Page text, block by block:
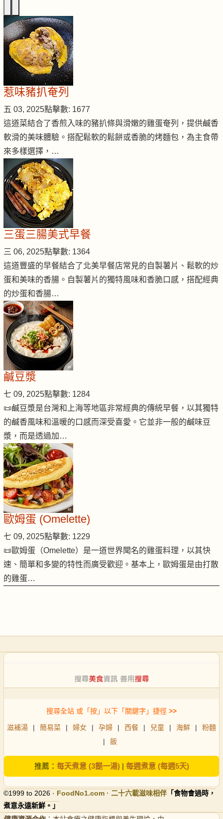
惹味豬扒奄列
五 03, 2025點擊數: 1677
這道菜結合了香煎入味的豬扒條與滑嫩的雞蛋奄列，提供鹹香
軟滑的美味體驗。搭配鬆軟的鬆餅或香脆的烤麵包，為主食帶
來多樣選擇，…
三蛋三腸美式早餐
三 06, 2025點擊數: 1364
這道豐盛的早餐結合了北美早餐店常見的自製薯片、鬆軟的炒
蛋和美味的香腸。自製薯片的獨特風味和香脆口感，搭配經典
的炒蛋和香腸…
鹹豆漿
七 09, 2025點擊數: 1284
📜鹹豆漿是台灣和上海等地區非常經典的傳統早餐，以其獨特
的鹹香風味和溫暖的口感而深受喜愛。它並非一般的鹹味豆
漿，而是透過加…
歐姆蛋 (Omelette)
七 09, 2025點擊數: 1229
📜歐姆蛋（Omelette）是一道世界聞名的雞蛋料理，以其快
速、簡單和多變的特性而廣受歡迎。基本上，歐姆蛋是由打散
的雞蛋…
搜尋全站 或「按」以下「關鍵字」捷徑 >>
滋補湯 | 簡易菜 | 婦女 | 孕婦 | 西餐 | 兒童 | 海鮮 |
粉麵
|
飯
推薦： 每天煮意 (3餸一湯)| 每週煮意 (每週5天)
©1999 to 2026 · FoodNo1.com · 二十六載滋味相伴 「食物會過時，
煮意永遠新鮮。」